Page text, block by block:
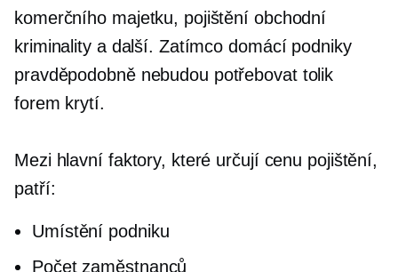
komerčního majetku, pojištění obchodní
kriminality a další. Zatímcodomácípodniky
pravděpodobně nebudou potřebovat tolik
forem krytí.
Mezi hlavní faktory, které určují cenu pojištění,
patří:
Umístění podniku
Počet zaměstnanců